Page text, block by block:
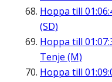
Hoppa till
(SD)
Hoppa till
Tenje (M)
Hoppa till